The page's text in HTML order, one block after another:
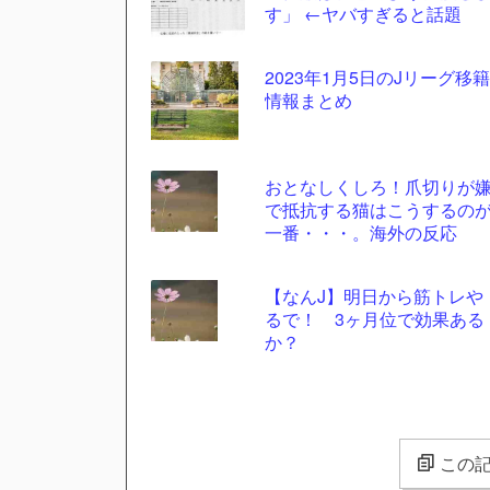
す」 ←ヤバすぎると話題
2023年1月5日のJリーグ移籍
情報まとめ
おとなしくしろ！爪切りが嫌
で抵抗する猫はこうするの
一番・・・。海外の反応
【なんJ】明日から筋トレや
るで！ 3ヶ月位で効果ある
か？
この